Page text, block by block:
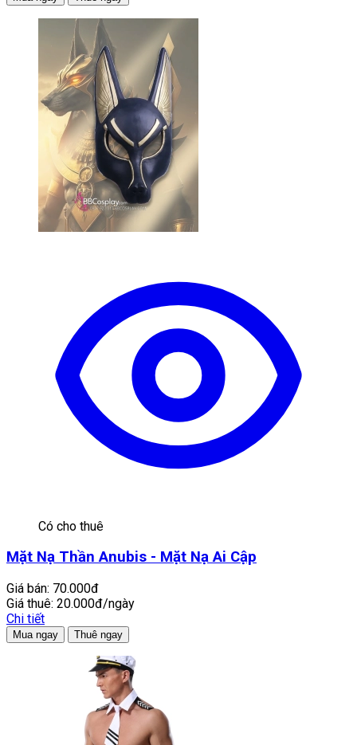
Có cho thuê
Mặt Nạ Thần Anubis - Mặt Nạ Ai Cập
Giá bán: 70.000đ
Giá thuê: 20.000đ/ngày
Chi tiết
Mua ngay Thuê ngay